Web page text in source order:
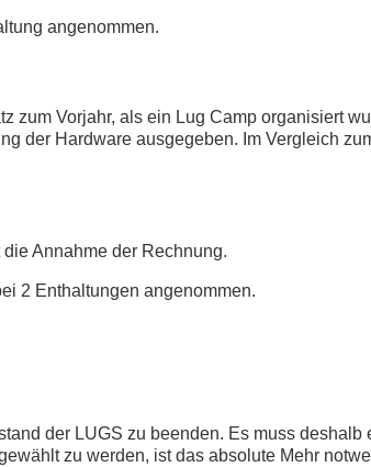
angenommen.
zum Vorjahr, als ein Lug Camp organisiert
der Hardware ausgegeben. Im Vergleich
Annahme der Rechnung.
2 Enthaltungen angenommen.
der LUGS zu beenden. Es muss
zu werden, ist das absolute Mehr